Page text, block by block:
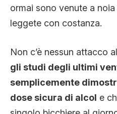
ormai sono venute a
leggete con costanza.
Non c’è nessun attacco
gli studi degli ultimi
semplicemente
dose sicura di alcol e